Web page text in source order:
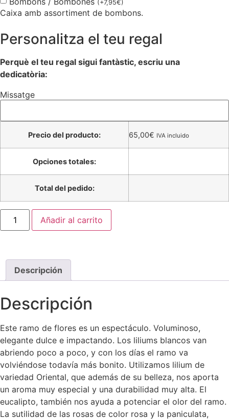
(+7,95€)
Caixa amb assortiment de bombons.
Personalitza el teu regal
Perquè el teu regal sigui fantàstic, escriu una
dedicatòria:
Missatge
Precio del producto: 65,00€ IVA incluido
Opciones totales:
Total del pedido:
Añadir al carrito
Descripción
Descripción
Este ramo de flores es un espectáculo. Voluminoso,
elegante dulce e impactando. Los liliums blancos van
abriendo poco a poco, y con los días el ramo va
volviéndose todavía más bonito. Utilizamos lilium de
variedad Oriental, que además de su belleza, nos aporta
un aroma muy especial y una durabilidad muy alta. El
eucalipto, también nos ayuda a potenciar el olor del ramo.
La sutilidad de las rosas de color rosa y la paniculata,